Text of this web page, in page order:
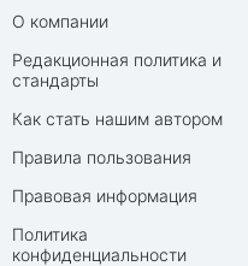
О компании
Редакционная политика и
стандарты
Как стать нашим автором
Правила пользования
Правовая информация
Политика
конфиденциальности